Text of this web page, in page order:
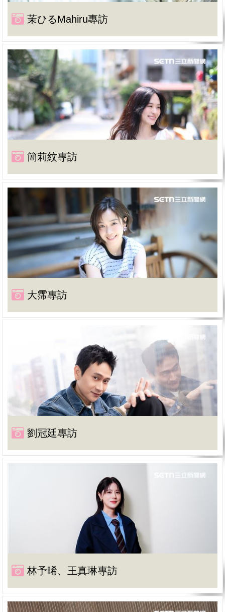
茉ひるMahiru專訪
簡莉紋專訪
大霈專訪
劉冠廷專訪
林予晞、王真琳專訪